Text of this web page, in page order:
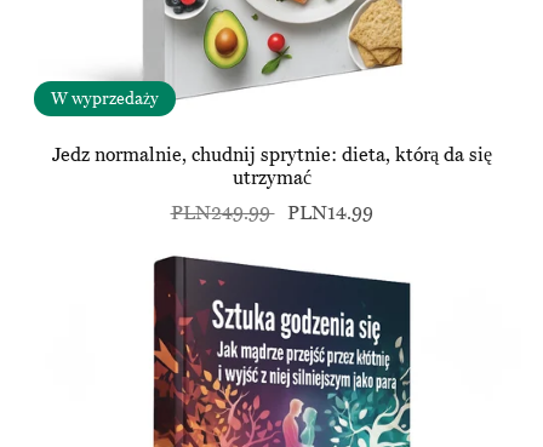
W wyprzedaży
Jedz normalnie, chudnij sprytnie: dieta, którą da się
utrzymać
PLN249.99 PLN14.99